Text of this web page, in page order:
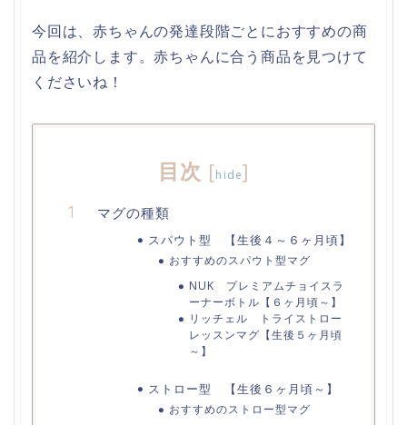
今回は、赤ちゃんの発達段階ごとにおすすめの商
品を紹介します。赤ちゃんに合う商品を見つけて
くださいね！
目次 [hide]
マグの種類
スパウト型 【生後４～６ヶ月頃】
おすすめのスパウト型マグ
NUK プレミアムチョイスラ
ーナーボトル【６ヶ月頃～】
リッチェル トライストロー
レッスンマグ【生後５ヶ月頃
～】
ストロー型 【生後６ヶ月頃～】
おすすめのストロー型マグ